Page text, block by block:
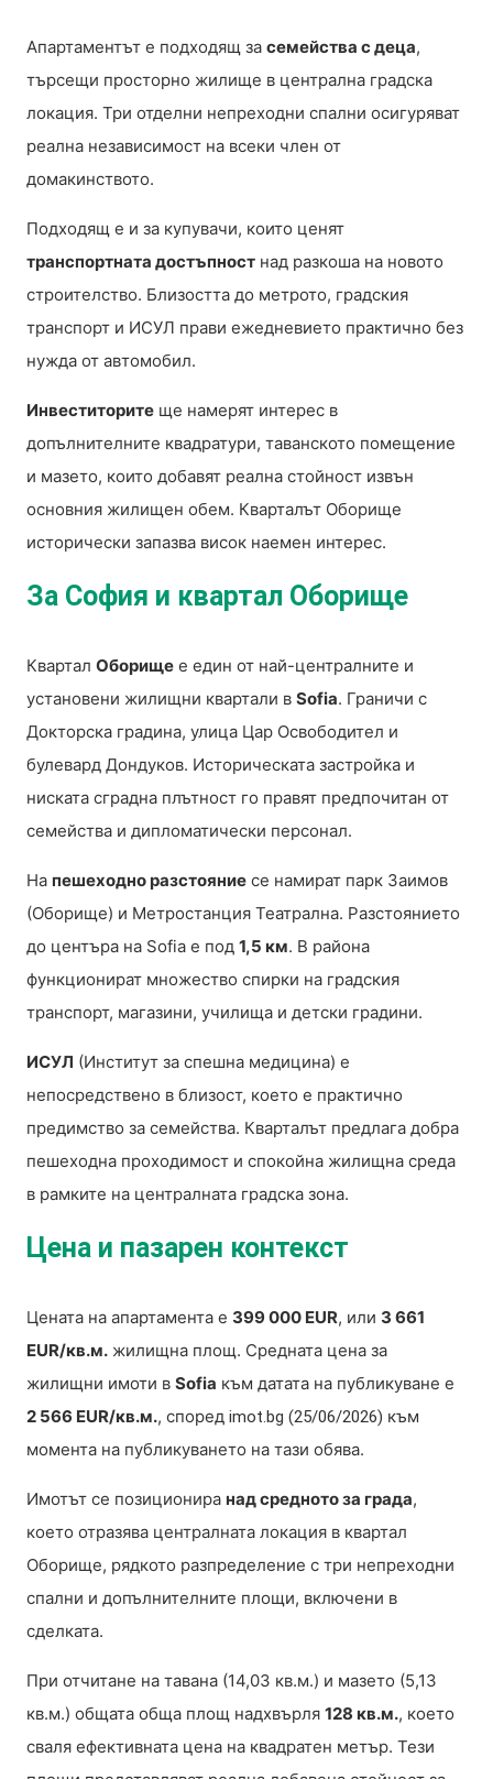
Апартаментът е подходящ за семейства с деца,
търсещи просторно жилище в централна градска
локация. Три отделни непреходни спални осигуряват
реална независимост на всеки член от
домакинството.
Подходящ е и за купувачи, които ценят
транспортната достъпност над разкоша на новото
строителство. Близостта до метрото, градския
транспорт и ИСУЛ прави ежедневието практично без
нужда от автомобил.
Инвеститорите ще намерят интерес в
допълнителните квадратури, таванското помещение
и мазето, които добавят реална стойност извън
основния жилищен обем. Кварталът Оборище
исторически запазва висок наемен интерес.
За София и квартал Оборище
Квартал Оборище е един от най-централните и
установени жилищни квартали в Sofia. Граничи с
Докторска градина, улица Цар Освободител и
булевард Дондуков. Историческата застройка и
ниската сградна плътност го правят предпочитан от
семейства и дипломатически персонал.
На пешеходно разстояние се намират парк Заимов
(Оборище) и Метростанция Театрална. Разстоянието
до центъра на Sofia е под 1,5 км. В района
функционират множество спирки на градския
транспорт, магазини, училища и детски градини.
ИСУЛ (Институт за спешна медицина) е
непосредствено в близост, което е практично
предимство за семейства. Кварталът предлага добра
пешеходна проходимост и спокойна жилищна среда
в рамките на централната градска зона.
Цена и пазарен контекст
Цената на апартамента е 399 000 EUR, или 3 661
EUR/кв.м. жилищна площ. Средната цена за
жилищни имоти в Sofia към датата на публикуване е
2 566 EUR/кв.м., според imot.bg (25/06/2026) към
момента на публикуването на тази обява.
Имотът се позиционира над средното за града,
което отразява централната локация в квартал
Оборище, рядкото разпределение с три непреходни
спални и допълнителните площи, включени в
сделката.
При отчитане на тавана (14,03 кв.м.) и мазето (5,13
кв.м.) общата обща площ надхвърля 128 кв.м., което
сваля ефективната цена на квадратен метър. Тези